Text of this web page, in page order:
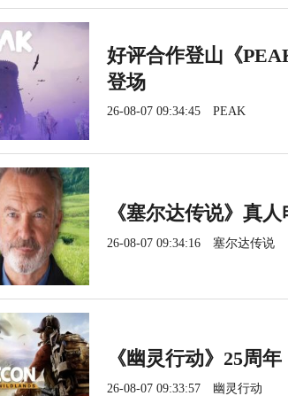
好评合作登山《
登场
26-08-07 09:34:45 PEAK
《塞尔达传说》真
26-08-07 09:34:16 塞尔达传说
《幽灵行动》25周
26-08-07 09:33:57 幽灵行动